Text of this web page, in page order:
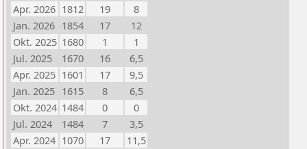
Apr. 2026 1812 19
8
Jan. 2026 1854 17
12
Okt. 2025 1680 1
1
Jul. 2025
1670 16
6,5
Apr. 2025 1601 17
9,5
Jan. 2025 1615 8
6,5
Okt. 2024 1484 0
0
Jul. 2024
1484 7
3,5
Apr. 2024 1070 17
11,5